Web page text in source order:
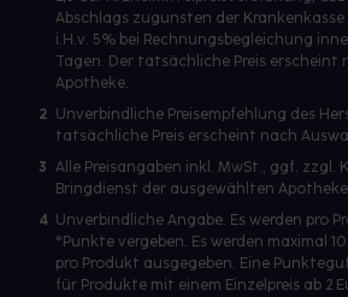
Abschlags zugunsten der Krankenkasse
i.H.v. 5% bei Rechnungsbegleichung
Tagen. Der tatsächliche Preis erscheint
Apotheke.
2 Unverbindliche Preisempfehlung des
tatsächliche Preis erscheint nach
3 Alle Preisangaben inkl. MwSt., ggf. zzgl.
Bringdienst der ausgewählten
4 Unverbindliche Angabe. Es werden pro
°Punkte vergeben. Es werden maximal
pro Produkt ausgegeben. Eine
für Produkte mit einem Einzelpreis ab 2